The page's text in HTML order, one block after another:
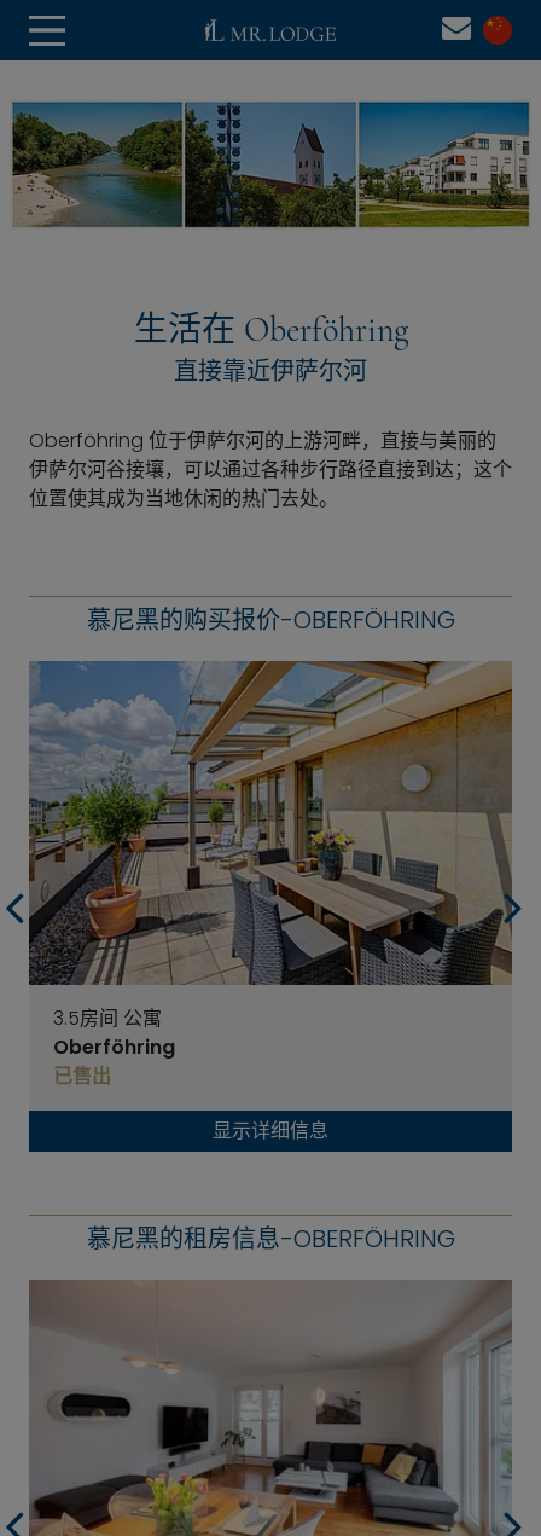
生活在 Oberföhring
直接靠近伊萨尔河
Oberföhring 位于伊萨尔河的上游河畔，直接与美丽的
伊萨尔河谷接壤，可以通过各种步行路径直接到达；这个
位置使其成为当地休闲的热门去处。
慕尼黑的购买报价-OBERFÖHRING
3.5房间 公寓
Oberföhring
已售出
显示详细信息
慕尼黑的租房信息-OBERFÖHRING